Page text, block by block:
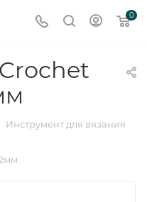
0
Инструмент для вязания